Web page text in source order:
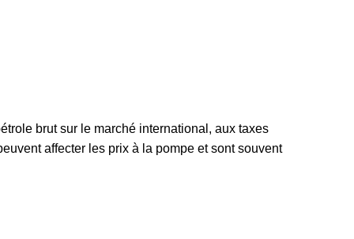
brut sur le marché international, aux taxes
affecter les prix à la pompe et sont souvent